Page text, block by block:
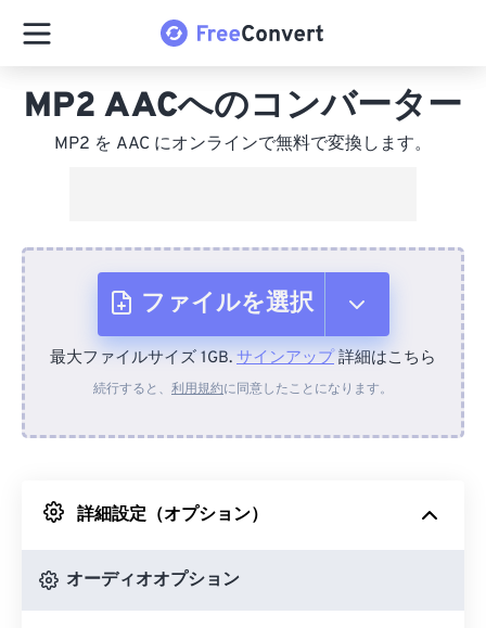
MP2 AACへのコンバーター
MP2 を AAC にオンラインで無料で変換します。
ファイルを選択
デバイスから
Googleドライブから
最大ファイルサイズ 1GB. サインアップ詳細はこちら
続行すると、 利用規約に同意したことになります。
詳細設定（オプション）
オーディオオプション